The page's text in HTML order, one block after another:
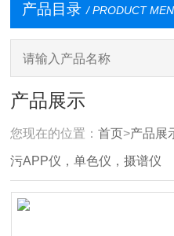
产品目录 / PRODUCT
产品展示
您现在的位置：首页>产品展
污APP仪，单色仪，摄谱仪